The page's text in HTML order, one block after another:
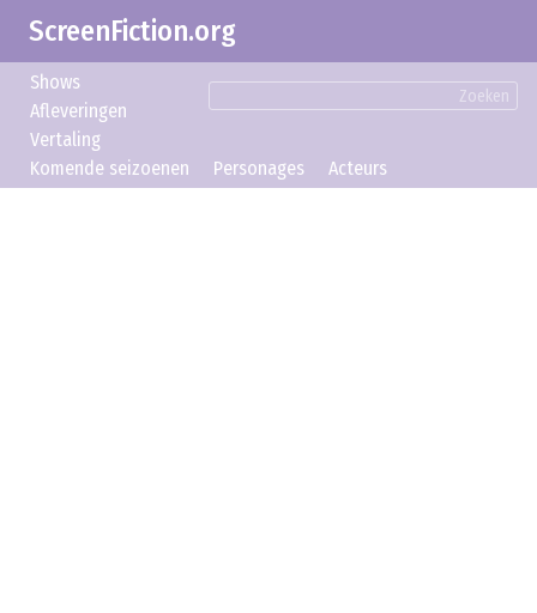
ScreenFiction.org
Zoeken
Shows
Afleveringen
Vertaling
Komende seizoenen
Personages Acteurs